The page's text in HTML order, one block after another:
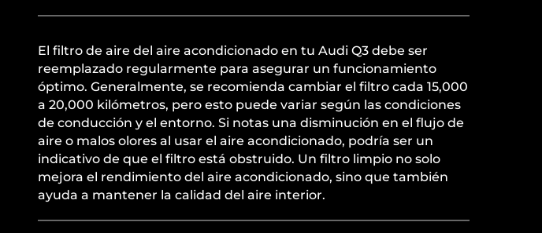
El filtro de aire del aire acondicionado en tu Audi Q3 debe ser
reemplazado regularmente para asegurar un funcionamiento
óptimo. Generalmente, se recomienda cambiar el filtro cada 15,000
a 20,000 kilómetros, pero esto puede variar según las condiciones
de conducción y el entorno. Si notas una disminución en el flujo de
aire o malos olores al usar el aire acondicionado, podría ser un
indicativo de que el filtro está obstruido. Un filtro limpio no solo
mejora el rendimiento del aire acondicionado, sino que también
ayuda a mantener la calidad del aire interior.